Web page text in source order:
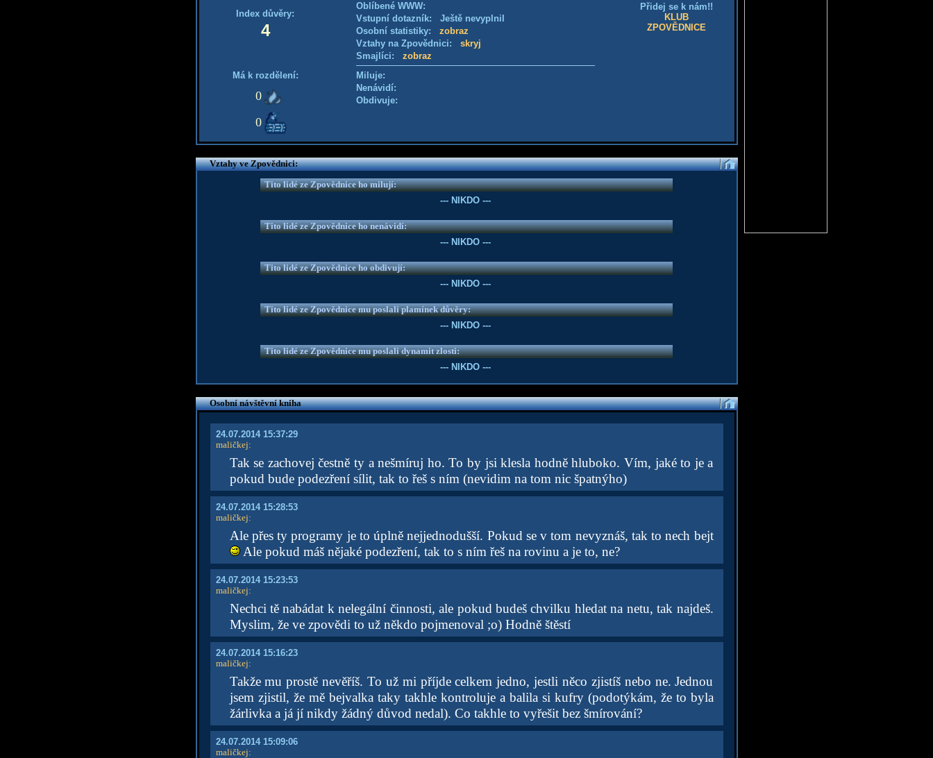
Index důvěry:
4
Má k rozdělení:
0
0
Oblíbené WWW:
Vstupní dotazník: Ještě nevyplnil
Osobní statistiky: zobraz
Vztahy na Zpovědnici: skryj
Smajlíci: zobraz
Miluje:
Nenávidí:
Obdivuje:
Přidej se k nám!!
KLUB
ZPOVĚDNICE
Vztahy ve Zpovědnici:
Tito lidé ze Zpovědnice ho milují:
--- NIKDO ---
Tito lidé ze Zpovědnice ho nenávidí:
--- NIKDO ---
Tito lidé ze Zpovědnice ho obdivují:
--- NIKDO ---
Tito lidé ze Zpovědnice mu poslali plamínek důvěry:
--- NIKDO ---
Tito lidé ze Zpovědnice mu poslali dynamit zlosti:
--- NIKDO ---
Osobní návštěvní kniha
24.07.2014 15:37:29
maličkej:
Tak se zachovej čestně ty a nešmíruj ho. To by jsi klesla hodně hluboko. Vím, jaké to je a
pokud bude podezření sílit, tak to řeš s ním (nevidim na tom nic špatnýho)
24.07.2014 15:28:53
maličkej:
Ale přes ty programy je to úplně nejjednodušší. Pokud se v tom nevyznáš, tak to nech bejt
Ale pokud máš nějaké podezření, tak to s ním řeš na rovinu a je to, ne?
24.07.2014 15:23:53
maličkej:
Nechci tě nabádat k nelegální činnosti, ale pokud budeš chvilku hledat na netu, tak najdeš.
Myslim, že ve zpovědi to už někdo pojmenoval ;o) Hodně štěstí
24.07.2014 15:16:23
maličkej:
Takže mu prostě nevěříš. To už mi příjde celkem jedno, jestli něco zjistíš nebo ne. Jednou
jsem zjistil, že mě bejvalka taky takhle kontroluje a balila si kufry (podotýkám, že to byla
žárlivka a já jí nikdy žádný důvod nedal). Co takhle to vyřešit bez šmírování?
24.07.2014 15:09:06
maličkej: